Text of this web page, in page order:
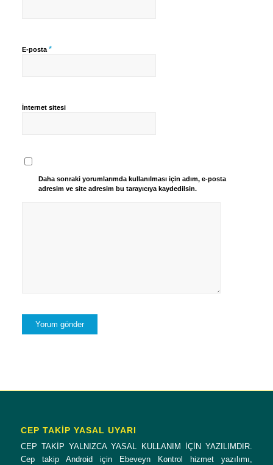
E-posta *
İnternet sitesi
Daha sonraki yorumlarımda kullanılması için adım, e-posta
adresim ve site adresim bu tarayıcıya kaydedilsin.
CEP TAKİP YASAL UYARI
CEP TAKİP YALNIZCA YASAL KULLANIM İÇİN YAZILIMDIR.
Cep takip Android için Ebeveyn Kontrol hizmet yazılımı,